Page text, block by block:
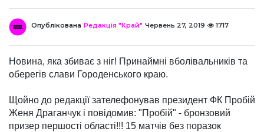
Опублікована Редакція "Край" Червень 27, 2019 1717
Новина, яка збиває з ніг! Принаймні вболівальників та
оберегів слави Городенського краю.
Щойно до редакції зателефонував президент ФК Пробій
Женя Драганчук і повідомив: "Пробій" - бронзовий
призер першості області!!! 15 матчів без поразок